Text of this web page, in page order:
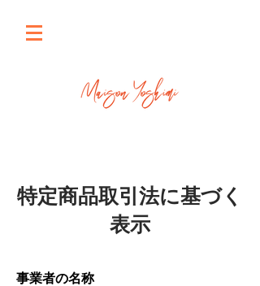
特定商品取引法に基づく
表示
事業者の名称